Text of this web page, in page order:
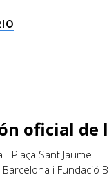
oficial de
Plaça Sant Jaume
i Fundació